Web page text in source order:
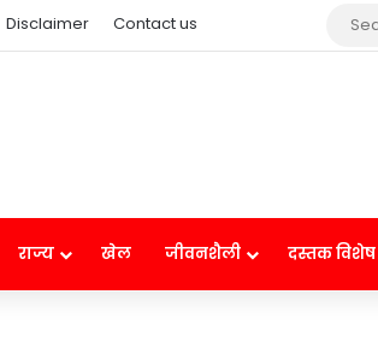
Disclaimer Contact us
राज्य खेल जीवनशैली दस्तक विशेष